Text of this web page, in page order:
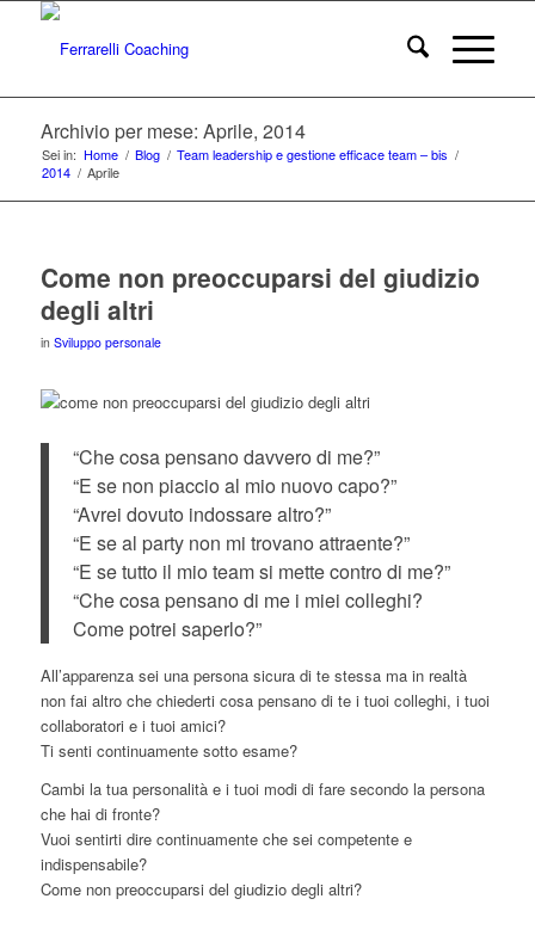
Archivio per mese: Aprile, 2014
Sei in: Home / Blog / Team leadership e gestione efficace team – bis /
2014 / Aprile
Come non preoccuparsi del giudizio
degli altri
in Sviluppo personale
“Che cosa pensano davvero di me?”
“E se non piaccio al mio nuovo capo?”
“Avrei dovuto indossare altro?”
“E se al party non mi trovano attraente?”
“E se tutto il mio team si mette contro di me?”
“Che cosa pensano di me i miei colleghi?
Come potrei saperlo?”
All’apparenza sei una persona sicura di te stessa ma in realtà
non fai altro che chiederti cosa pensano di te i tuoi colleghi, i tuoi
collaboratori e i tuoi amici?
Ti senti continuamente sotto esame?
Cambi la tua personalità e i tuoi modi di fare secondo la persona
che hai di fronte?
Vuoi sentirti dire continuamente che sei competente e
indispensabile?
Come non preoccuparsi del giudizio degli altri?